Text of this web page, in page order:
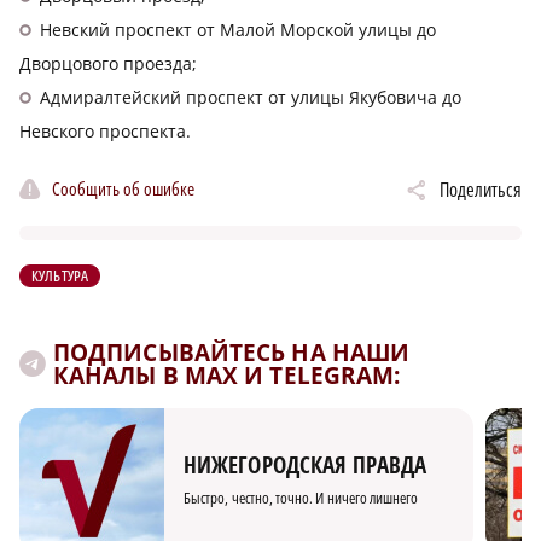
Невский проспект от Малой Морской улицы до
Дворцового проезда;
Адмиралтейский проспект от улицы Якубовича до
Невского проспекта.
Сообщить об ошибке Поделиться
КУЛЬТУРА
ПОДПИСЫВАЙТЕСЬ НА НАШИ
КАНАЛЫ В MAX И TELEGRAM:
НИЖЕГОРОДСКАЯ ПРАВДА
Быстро, честно, точно. И ничего лишнего